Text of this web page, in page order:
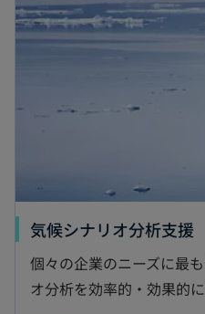
気候シナリオ分析支援
個々の企業のニーズに最
オ分析を効率的・効果的に